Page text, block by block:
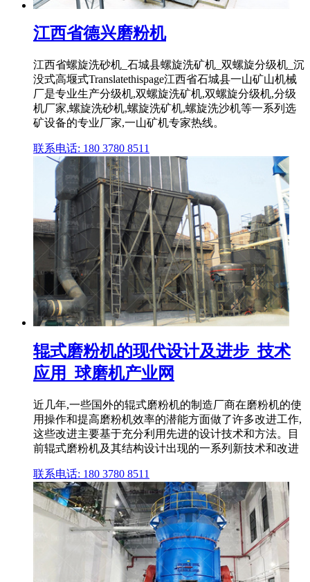
江西省德兴磨粉机
江西省螺旋洗砂机_石城县螺旋洗矿机_双螺旋分级机_沉
没式高堰式Translatethispage江西省石城县一山矿山机械
厂是专业生产分级机,双螺旋洗矿机,双螺旋分级机,分级
机厂家,螺旋洗砂机,螺旋洗矿机,螺旋洗沙机等一系列选
矿设备的专业厂家,一山矿机专家热线。
联系电话: 180 3780 8511
辊式磨粉机的现代设计及进步_技术
应用_球磨机产业网
近几年,一些国外的辊式磨粉机的制造厂商在磨粉机的使
用操作和提高磨粉机效率的潜能方面做了许多改进工作,
这些改进主要基于充分利用先进的设计技术和方法。目
前辊式磨粉机及其结构设计出现的一系列新技术和改进
联系电话: 180 3780 8511